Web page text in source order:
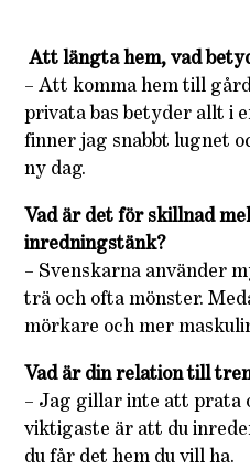
Att längta hem, vad
– Att komma hem till
privata bas betyder allt i
finner jag snabbt lugnet
ny dag.
Vad är det för skillnad
inredningstänk?
– Svenskarna använder
trä och ofta mönster.
mörkare och mer
Vad är din relation till
– Jag gillar inte att prata
viktigaste är att du
du får det hem du vill ha.